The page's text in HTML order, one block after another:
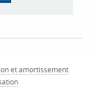
et amortissement